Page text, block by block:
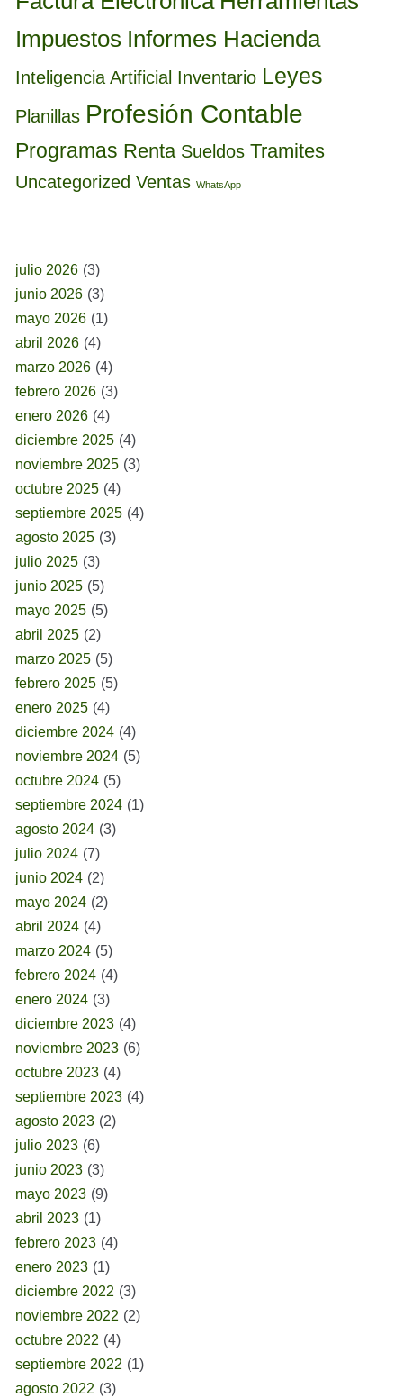
Impuestos Informes Hacienda
Inteligencia Artificial Inventario Leyes
Planillas Profesión Contable
Programas Renta Sueldos Tramites
Uncategorized Ventas WhatsApp
julio 2026 (3)
junio 2026 (3)
mayo 2026 (1)
abril 2026 (4)
marzo 2026 (4)
febrero 2026 (3)
enero 2026 (4)
diciembre 2025 (4)
noviembre 2025 (3)
octubre 2025 (4)
septiembre 2025 (4)
agosto 2025 (3)
julio 2025 (3)
junio 2025 (5)
mayo 2025 (5)
abril 2025 (2)
marzo 2025 (5)
febrero 2025 (5)
enero 2025 (4)
diciembre 2024 (4)
noviembre 2024 (5)
octubre 2024 (5)
septiembre 2024 (1)
agosto 2024 (3)
julio 2024 (7)
junio 2024 (2)
mayo 2024 (2)
abril 2024 (4)
marzo 2024 (5)
febrero 2024 (4)
enero 2024 (3)
diciembre 2023 (4)
noviembre 2023 (6)
octubre 2023 (4)
septiembre 2023 (4)
agosto 2023 (2)
julio 2023 (6)
junio 2023 (3)
mayo 2023 (9)
abril 2023 (1)
febrero 2023 (4)
enero 2023 (1)
diciembre 2022 (3)
noviembre 2022 (2)
octubre 2022 (4)
septiembre 2022 (1)
agosto 2022 (3)